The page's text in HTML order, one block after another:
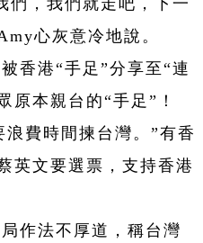
們，我們就走吧，下一
心灰意冷地說。
香港“手足”分享至“連
原本親台的“手足”！
浪費時間揀台灣。”有香
英文要選票，支持香港
作法不厚道，稱台灣